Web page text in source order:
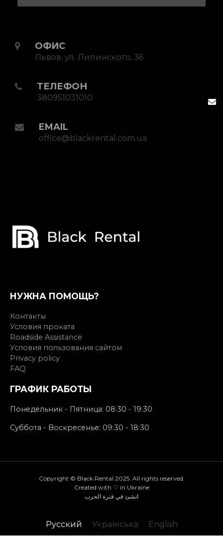
ОФИС
Львов, ул. Липинского, 36
ТЕЛЕФОН
380951031010
EMAIL
office@blackrental.com.ua
НУЖНА ПОМОЩЬ?
Контакты
Условия проката
Roadside Assistance
Условия пользования сайтом
Privacy policy
FAQ
ГРАФИК РАБОТЫ
Понедельник - Пятница: 08:30 - 19:30
Суббота - Воскресенье: 09:30 - 18:30
Copyright © Black Rental 2025. All rights reserved.
Created with ♡ in Ukraine
انشئ في فترة الحرب
Русский Українська English